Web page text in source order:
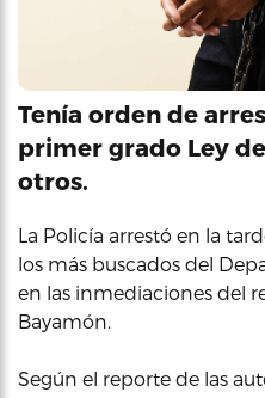
Tenía orden de
primer grado Ley
otros.
La Policía arrestó en la
los más buscados del
en las inmediaciones del
Bayamón.
Según el reporte de las